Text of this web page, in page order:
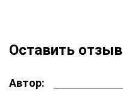
Оставить отзыв
Автор: